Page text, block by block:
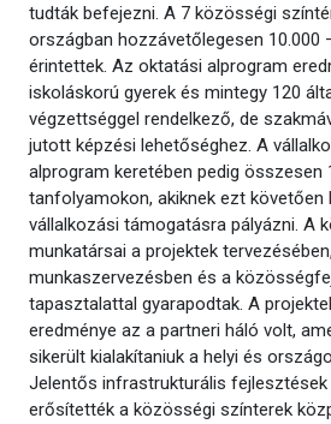
tudták befejezni. A 7 közösségi
országban hozzávetőlegesen 10.000
érintettek. Az oktatási alprogram
iskoláskorú gyerek és mintegy 120
végzettséggel rendelkező, de
jutott képzési lehetőséghez. A
alprogram keretében pedig
tanfolyamokon, akiknek ezt követően
vállalkozási támogatásra pályázni. A
munkatársai a projektek
munkaszervezésben és a
tapasztalattal gyarapodtak. A
eredménye az a partneri háló volt,
sikerült kialakítaniuk a helyi és
Jelentős infrastrukturális
erősítették a közösségi színterek